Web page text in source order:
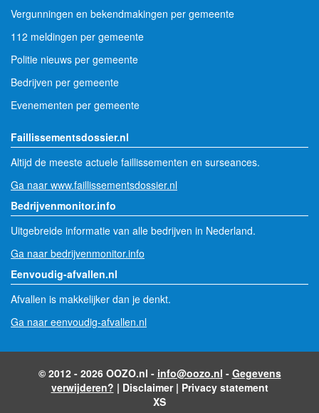
Vergunningen en bekendmakingen per gemeente
112 meldingen per gemeente
Politie nieuws per gemeente
Bedrijven per gemeente
Evenementen per gemeente
Faillissementsdossier.nl
Altijd de meeste actuele faillissementen en surseances.
Ga naar www.faillissementsdossier.nl
Bedrijvenmonitor.info
Uitgebreide informatie van alle bedrijven in Nederland.
Ga naar bedrijvenmonitor.info
Eenvoudig-afvallen.nl
Afvallen is makkelijker dan je denkt.
Ga naar eenvoudig-afvallen.nl
© 2012 - 2026 OOZO.nl - info@oozo.nl - Gegevens
verwijderen? | Disclaimer| Privacy statement
XS